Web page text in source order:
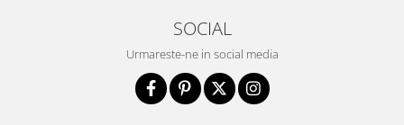
SOCIAL
Urmareste-ne in social media